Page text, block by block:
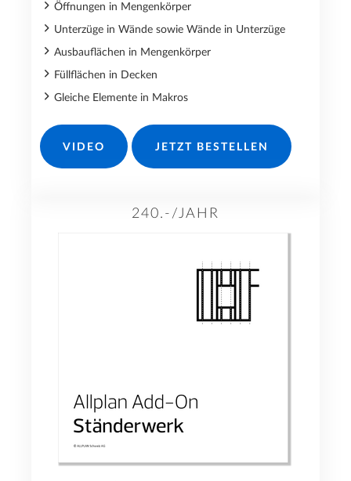
Öffnungen in Mengenkörper
Unterzüge in Wände sowie Wände in Unterzüge
Ausbauflächen in Mengenkörper
Füllflächen in Decken
Gleiche Elemente in Makros
VIDEO JETZT BESTELLEN
240.-/JAHR